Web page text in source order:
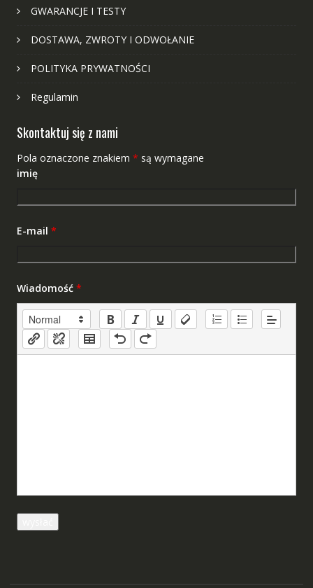
GWARANCJE I TESTY
DOSTAWA, ZWROTY I ODWOŁANIE
POLITYKA PRYWATNOŚCI
Regulamin
Skontaktuj się z nami
Pola oznaczone znakiem * są wymagane
imię
E-mail *
Wiadomość *